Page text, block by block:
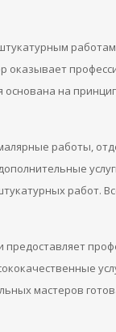
оказывает
основана на
работы,
работ.
мастеров